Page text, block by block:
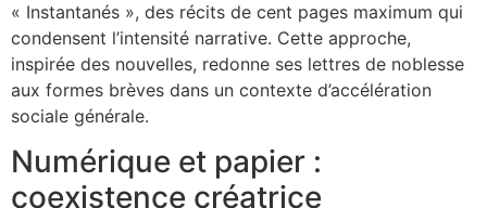
« Instantanés », des récits de cent pages maximum qui
condensent l’intensité narrative. Cette approche,
inspirée des nouvelles, redonne ses lettres de noblesse
aux formes brèves dans un contexte d’accélération
sociale générale.
Numérique et papier :
coexistence créatrice